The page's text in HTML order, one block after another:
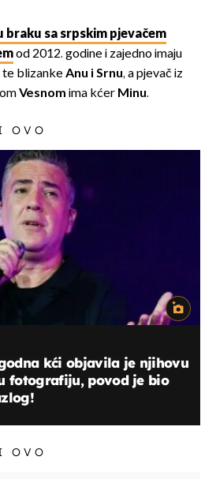
braku sa srpskim pjevačem
od 2012. godine i zajedno imaju
te blizankeAnu i Srnu, a pjevač iz
Vesnom ima kćer Minu.
OVO
kći objavila je njihovu
fotografiju, povod je bio
OVO